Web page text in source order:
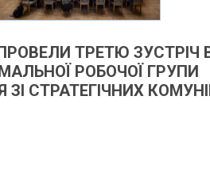
ТРЕТЮ ЗУСТРІЧ
РОБОЧОЇ ГРУПИ
ЗІ СТРАТЕГІЧНИХ